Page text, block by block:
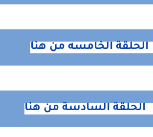
الحلقة الخامسه من هنا
الحلقة السادسة من هنا